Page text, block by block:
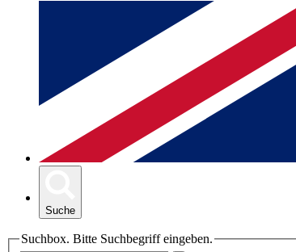
Suche
Suchbox. Bitte Suchbegriff eingeben.